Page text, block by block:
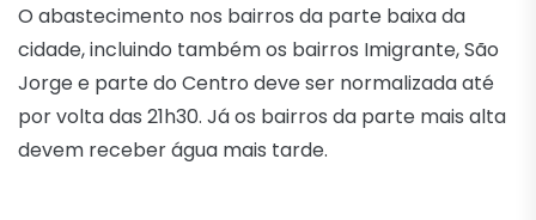
O abastecimento nos bairros da parte baixa da
cidade, incluindo também os bairros Imigrante, São
Jorge e parte do Centro deve ser normalizada até
por volta das 21h30. Já os bairros da parte mais alta
devem receber água mais tarde.